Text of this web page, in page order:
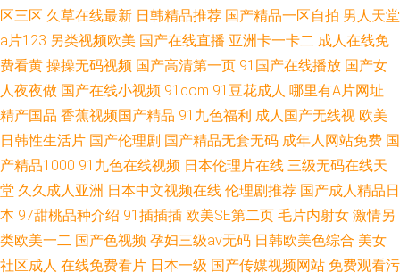
区三区 久草在线最新 日韩精品推荐 国产精品一区自拍 男人天堂
a片123 另类视频欧美 国产在线直播 亚洲卡一卡二 成人在线免
费看黄 操操无码视频 国产高清第一页 91国产在线播放 国产女
人夜夜做 国产在线小视频 91com 91豆花成人 哪里有A片网址
精产国品 香蕉视频国产精品 91九色福利 成人国产无线视 欧美
日韩性生活片 国产伦理剧 国产精品无套无码 成年人网站免费 国
产精品1000 91九色在线视频 日本伦理片在线 三级无码在线天
堂 久久成人亚洲 日本中文视频在线 伦理剧推荐 国产成人精品日
本 97甜桃品种介绍 91插插插 欧美SE第二页 毛片内射女 激情另
类欧美一二 国产色视频 孕妇三级av无码 日韩欧美色综合 美女
社区成人 在线免费看片 日本一级 国产传媒视频网站 免费观看污